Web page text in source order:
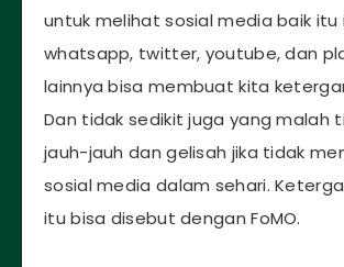
untuk melihat sosial media baik itu
whatsapp, twitter, youtube, dan
lainnya bisa membuat kita
Dan tidak sedikit juga yang malah
jauh-jauh dan gelisah jika tidak
sosial media dalam sehari.
itu bisa disebut dengan FoMO.